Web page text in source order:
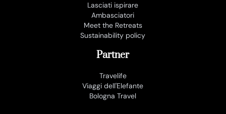
Lasciati ispirare
Ambasciatori
Meet the Retreats
Sustainability policy
Partner
Travelife
Viaggi dell'Elefante
Bologna Travel